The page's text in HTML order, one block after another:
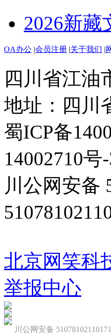
2026新藏
OA办公 |会员注册 |关于我们 |
四川省江油
地址：四川
蜀ICP备
14002710号
川公网安备
北京网笑科
举报中心
川公网安备